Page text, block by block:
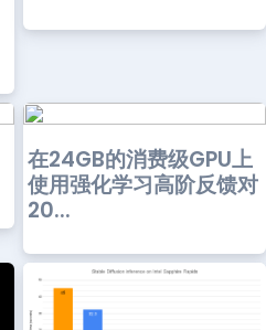
在24GB的消费级GPU上
使用强化学习高阶反馈对
20...